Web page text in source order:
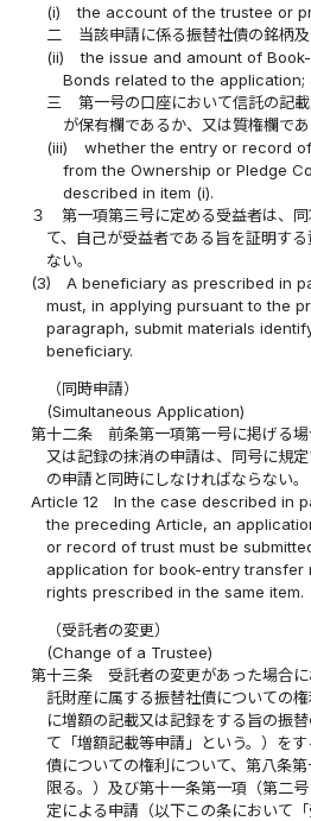
(i)
the account of the trustee or
二
当該申請に係る振替社債の銘柄
(ii)
the issue and amount of
Bonds related to the application;
三
第一号の口座において信託の記
が保有欄であるか、又は質権欄で
(iii)
whether the entry or record
from the Ownership or Pledge
described in item (i).
３
第一項第三号に定める受益者は、
て、自己が受益者である旨を証明す
ない。
(3)
A beneficiary as prescribed in
must, in applying pursuant to the
paragraph, submit materials
beneficiary.
（同時申請）
(Simultaneous Application)
第十二条
前条第一項第一号に掲げる
又は記録の抹消の申請は、同号に規
の申請と同時にしなければならない。
Article 12
In the case described in
the preceding Article, an
or record of trust must be
application for book-entry
rights prescribed in the same item.
（受託者の変更）
(Change of a Trustee)
第十三条
受託者の変更があった場合
託財産に属する振替社債についての
に増額の記載又は記録をする旨の振
て「増額記載等申請」という。）を
債についての権利について、第八条
限る。）及び第十一条第一項（第二
定による申請（以下この条において